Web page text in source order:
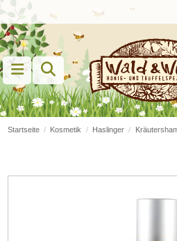
Startseite Kosmetik Haslinger